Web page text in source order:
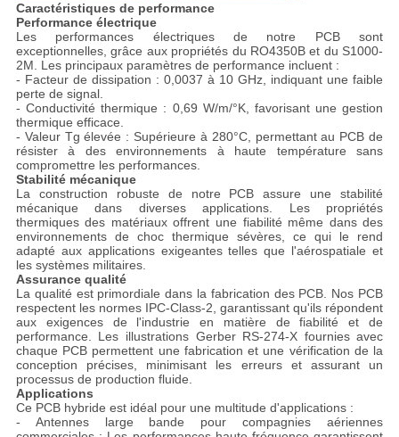
Caractéristiques de performance
Performance électrique
Les performances électriques de notre PCB sont
exceptionnelles, grâce aux propriétés du RO4350B et du S1000-
2M. Les principaux paramètres de performance incluent :
- Facteur de dissipation : 0,0037 à 10 GHz, indiquant une faible
perte de signal.
- Conductivité thermique : 0,69 W/m/°K, favorisant une gestion
thermique efficace.
- Valeur Tg élevée : Supérieure à 280°C, permettant au PCB de
résister à des environnements à haute température sans
compromettre les performances.
Stabilité mécanique
La construction robuste de notre PCB assure une stabilité
mécanique dans diverses applications. Les propriétés
thermiques des matériaux offrent une fiabilité même dans des
environnements de choc thermique sévères, ce qui le rend
adapté aux applications exigeantes telles que l'aérospatiale et
les systèmes militaires.
Assurance qualité
La qualité est primordiale dans la fabrication des PCB. Nos PCB
respectent les normes IPC-Class-2, garantissant qu'ils répondent
aux exigences de l'industrie en matière de fiabilité et de
performance. Les illustrations Gerber RS-274-X fournies avec
chaque PCB permettent une fabrication et une vérification de la
conception précises, minimisant les erreurs et assurant un
processus de production fluide.
Applications
Ce PCB hybride est idéal pour une multitude d'applications :
- Antennes large bande pour compagnies aériennes